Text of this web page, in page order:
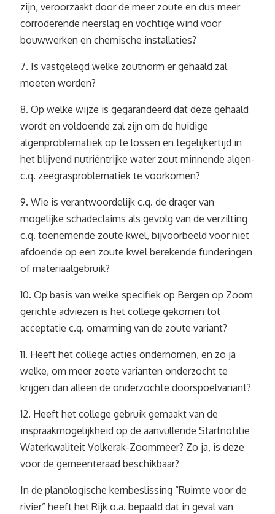
zijn, veroorzaakt door de meer zoute en dus meer
corroderende neerslag en vochtige wind voor
bouwwerken en chemische installaties?
7. Is vastgelegd welke zoutnorm er gehaald zal
moeten worden?
8. Op welke wijze is gegarandeerd dat deze gehaald
wordt en voldoende zal zijn om de huidige
algenproblematiek op te lossen en tegelijkertijd in
het blijvend nutriëntrijke water zout minnende algen-
c.q. zeegrasproblematiek te voorkomen?
9. Wie is verantwoordelijk c.q. de drager van
mogelijke schadeclaims als gevolg van de verzilting
c.q. toenemende zoute kwel, bijvoorbeeld voor niet
afdoende op een zoute kwel berekende funderingen
of materiaalgebruik?
10. Op basis van welke specifiek op Bergen op Zoom
gerichte adviezen is het college gekomen tot
acceptatie c.q. omarming van de zoute variant?
11. Heeft het college acties ondernomen, en zo ja
welke, om meer zoete varianten onderzocht te
krijgen dan alleen de onderzochte doorspoelvariant?
12. Heeft het college gebruik gemaakt van de
inspraakmogelijkheid op de aanvullende Startnotitie
Waterkwaliteit Volkerak-Zoommeer? Zo ja, is deze
voor de gemeenteraad beschikbaar?
In de planologische kernbeslissing “Ruimte voor de
rivier” heeft het Rijk o.a. bepaald dat in geval van